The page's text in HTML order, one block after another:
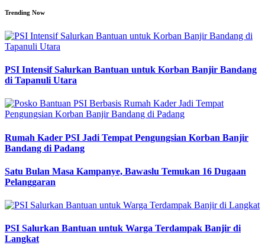
Trending Now
PSI Intensif Salurkan Bantuan untuk Korban Banjir Bandang
di Tapanuli Utara
Rumah Kader PSI Jadi Tempat Pengungsian Korban Banjir
Bandang di Padang
Satu Bulan Masa Kampanye, Bawaslu Temukan 16 Dugaan
Pelanggaran
PSI Salurkan Bantuan untuk Warga Terdampak Banjir di
Langkat